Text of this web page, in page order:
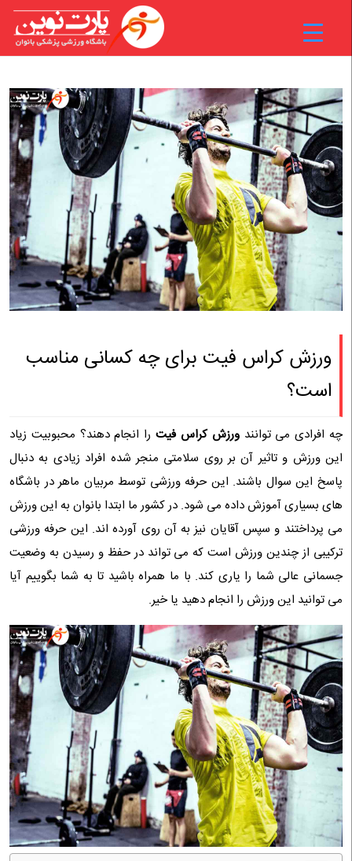
ورزش کراس فیت برای چه کسانی مناسب
است؟
چه افرادی می توانندورزش کراس فیترا انجام دهند؟ محبوبیت زیاد
این ورزش و تاثیر آن بر روی سلامتی منجر شده افراد زیادی به دنبال
پاسخ این سوال باشند. این حرفه ورزشی توسط مربیان ماهر در باشگاه
های بسیاری آموزش داده می شود. در کشور ما ابتدا بانوان به این ورزش
می پرداختند و سپس آقایان نیز به آن روی آورده اند. این حرفه ورزشی
ترکیبی از چندین ورزش است که می تواند در حفظ و رسیدن به وضعیت
جسمانی عالی شما را یاری کند. با ما همراه باشید تا به شما بگوییم آیا
می توانید این ورزش را انجام دهید یا خیر.